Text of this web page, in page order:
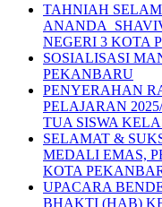
TAHNIAH
ANANDA
NEGERI 3 KOTA
SOSIALISASI
PEKANBARU
PENYERAHAN
PELAJARAN
TUA SISWA
SELAMAT &
MEDALI EMAS,
KOTA
UPACARA
BHAKTI (HAB)